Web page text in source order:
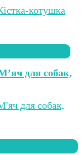
для собак,